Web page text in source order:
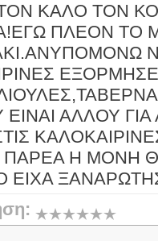
ΚΑΛΟ ΤΟΝ
ΠΛΕΟΝ ΤΟ
ΑΛΛΟΥ ΓΙΑ
Η ΜΟΝΗ
ΕΙΧΑ